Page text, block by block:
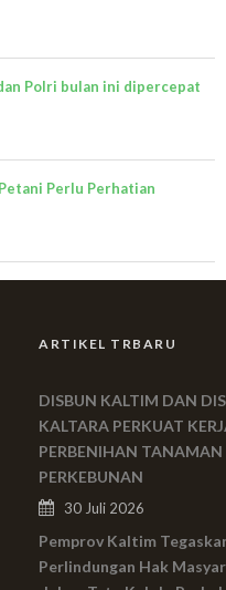
Polri bulan ini dipercepat
Perlu Perhatian
ARTIKEL TRBARU
DISBUN KALTIM DAN
KALTARA PERKUAT
PERBENIHAN TANAMAN
PERKEBUNAN
30 Juli 2026
Pemprov Kaltim
Perlindungan Hak